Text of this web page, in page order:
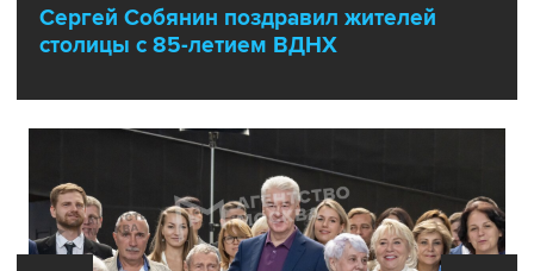
Сергей Собянин поздравил жителей
столицы с 85-летием ВДНХ